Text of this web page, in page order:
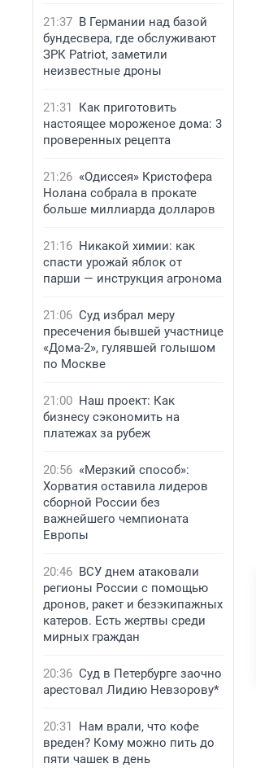
21:37 В Германии над базой
бундесвера, где обслуживают
ЗРК Patriot, заметили
неизвестные дроны
21:31
Как приготовить
настоящее мороженое дома: 3
проверенных рецепта
21:26 «Одиссея» Кристофера
Нолана собрала в прокате
больше миллиарда долларов
21:16 Никакой химии: как
спасти урожай яблок от
парши — инструкция агронома
21:06 Суд избрал меру
пресечения бывшей участнице
«Дома-2», гулявшей голышом
по Москве
21:00 Наш проект: Как
бизнесу сэкономить на
платежах за рубеж
20:56 «Мерзкий способ»:
Хорватия оставила лидеров
сборной России без
важнейшего чемпионата
Европы
20:46 ВСУ днем атаковали
регионы России с помощью
дронов, ракет и безэкипажных
катеров. Есть жертвы среди
мирных граждан
20:36 Суд в Петербурге заочно
арестовал Лидию Невзорову*
20:31
Нам врали, что кофе
вреден? Кому можно пить до
пяти чашек в день